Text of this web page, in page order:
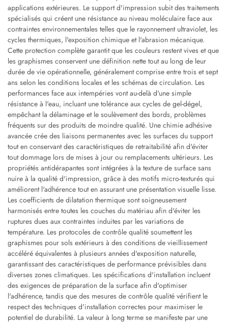
applications extérieures. Le support d'impression subit des traitements
spécialisés qui créent une résistance au niveau moléculaire face aux
contraintes environnementales telles que le rayonnement ultraviolet, les
cycles thermiques, l'exposition chimique et l'abrasion mécanique.
Cette protection complète garantit que les couleurs restent vives et que
les graphismes conservent une définition nette tout au long de leur
durée de vie opérationnelle, généralement comprise entre trois et sept
ans selon les conditions locales et les schémas de circulation. Les
performances face aux intempéries vont au-delà d'une simple
résistance à l'eau, incluant une tolérance aux cycles de gel-dégel,
empêchant la délaminage et le soulèvement des bords, problèmes
fréquents sur des produits de moindre qualité. Une chimie adhésive
avancée crée des liaisons permanentes avec les surfaces du support
tout en conservant des caractéristiques de retraitabilité afin d'éviter
tout dommage lors de mises à jour ou remplacements ultérieurs. Les
propriétés antidérapantes sont intégrées à la texture de surface sans
nuire à la qualité d'impression, grâce à des motifs micro-texturés qui
améliorent l'adhérence tout en assurant une présentation visuelle lisse.
Les coefficients de dilatation thermique sont soigneusement
harmonisés entre toutes les couches du matériau afin d'éviter les
ruptures dues aux contraintes induites par les variations de
température. Les protocoles de contrôle qualité soumettent les
graphismes pour sols extérieurs à des conditions de vieillissement
accéléré équivalentes à plusieurs années d'exposition naturelle,
garantissant des caractéristiques de performance prévisibles dans
diverses zones climatiques. Les spécifications d'installation incluent
des exigences de préparation de la surface afin d'optimiser
l'adhérence, tandis que des mesures de contrôle qualité vérifient le
respect des techniques d'installation correctes pour maximiser le
potentiel de durabilité. La valeur à long terme se manifeste par une